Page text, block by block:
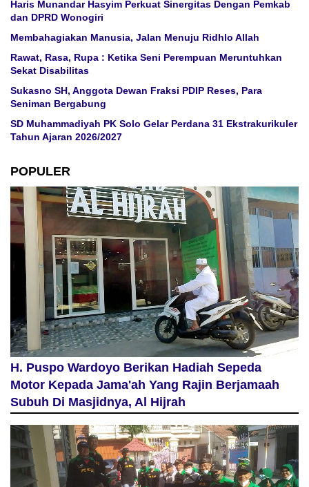
Haris Munandar Hasyim Perkuat Sinergitas Dengan Pemkab
dan DPRD Wonogiri
Membahagiakan Manusia, Jalan Menuju Ridhlo Allah
Rawat, Rasa, Rupa : Ketika Seni Perempuan Meruntuhkan
Sekat Disabilitas
Sukasno SH, Anggota Dewan Fraksi PDIP Reses, Para
Seniman Bergabung
SD Muhammadiyah PK Solo Gelar Perdana 31 Ekstrakurikuler
Tahun Ajaran 2026/2027
POPULER
H. Puspo Wardoyo Berikan Hadiah Sepeda
Motor Kepada Jama'ah Yang Rajin Berjamaah
Subuh Di Masjidnya, Al Hijrah